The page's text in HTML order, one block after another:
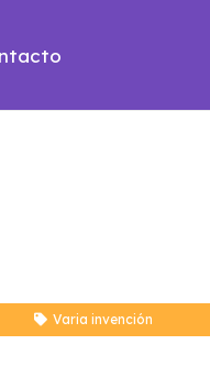
Varia invención